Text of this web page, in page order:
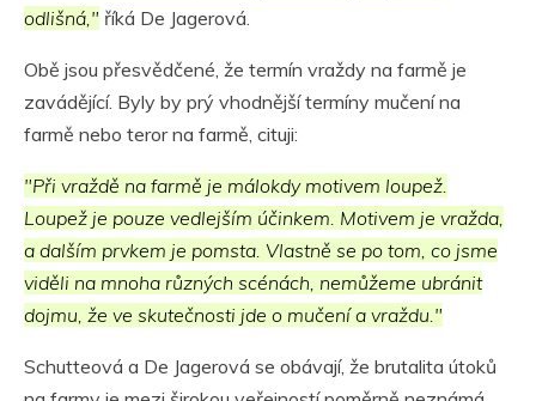
odlišná," říká De Jagerová.
Obě jsou přesvědčené, že termín vraždy na farmě je
zavádějící. Byly by prý vhodnější termíny mučení na
farmě nebo teror na farmě, cituji:
"Při vraždě na farmě je málokdy motivem loupež.
Loupež je pouze vedlejším účinkem. Motivem je vražda,
a dalším prvkem je pomsta. Vlastně se po tom, co jsme
viděli na mnoha různých scénách, nemůžeme ubránit
dojmu, že ve skutečnosti jde o mučení a vraždu."
Schutteová a De Jagerová se obávají, že brutalita útoků